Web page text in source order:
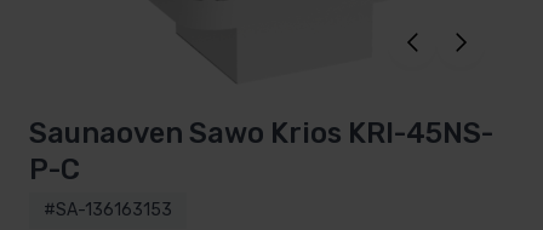
Saunaoven Sawo Krios KRI-45NS-
P-C
#SA-136163153